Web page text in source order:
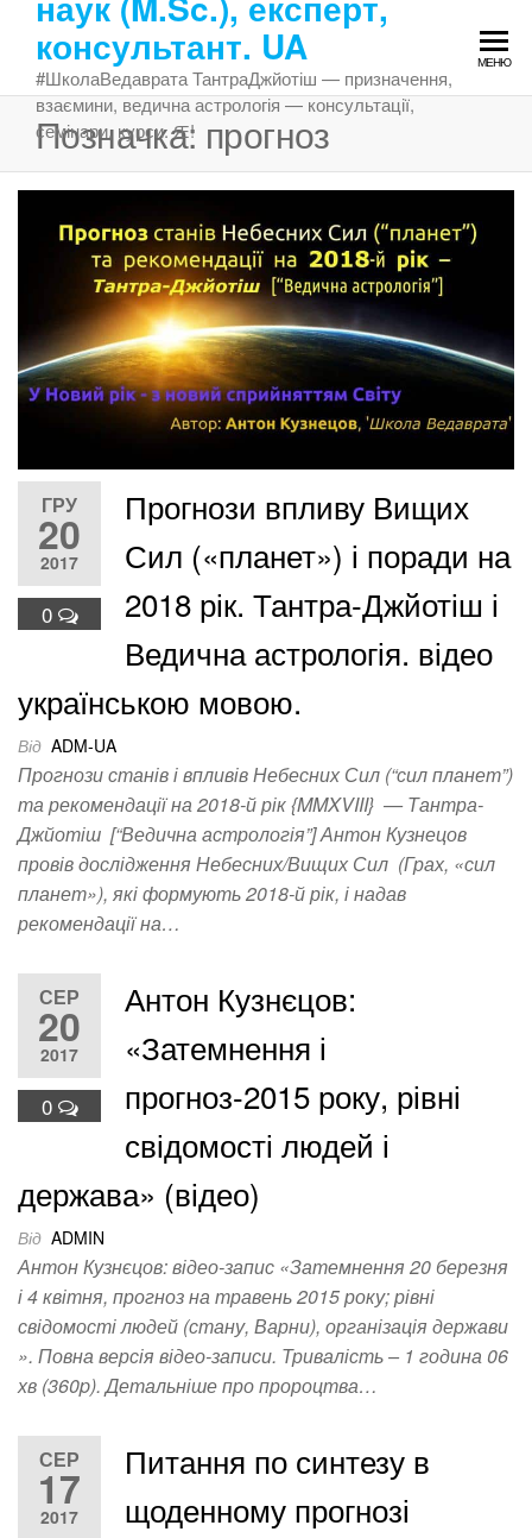
Перейти
змістуконсультант. UA
#ШколаВедаврата ТантраДжйотіш — призначення,
взаємини, ведична астрологія — консультації,
семінари, курси. Ԙ!
МЕНЮ
Позначка: прогноз
ГРУ
20
2017
0
Прогнози впливу Вищих
Сил («планет») і поради на
2018 рік. Тантра-Джйотіш і
Ведична астрологія. відео
українською мовою.
Від ADM-UA
Прогнози станів і впливів Небесних Сил (“сил планет”)
та рекомендації на 2018-й рік {MMXVIII} — Тантра-
Джйотіш [“Ведична астрологія”] Антон Кузнецов
провів дослідження Небесних/Вищих Сил (Грах, «сил
планет»), які формують 2018-й рік, і надав
рекомендації на…
СЕР
20
2017
0
Антон Кузнєцов:
«Затемнення і
прогноз-2015 року, рівні
свідомості людей і
держава» (відео)
Від ADMIN
Антон Кузнєцов: відео-запис «Затемнення 20 березня
і 4 квітня, прогноз на травень 2015 року; рівні
свідомості людей (стану, Варни), організація держави
». Повна версія відео-записи. Тривалість – 1 година 06
хв (360p). Детальніше про пророцтва…
СЕР
17
2017
Питання по синтезу в
щоденному прогнозі